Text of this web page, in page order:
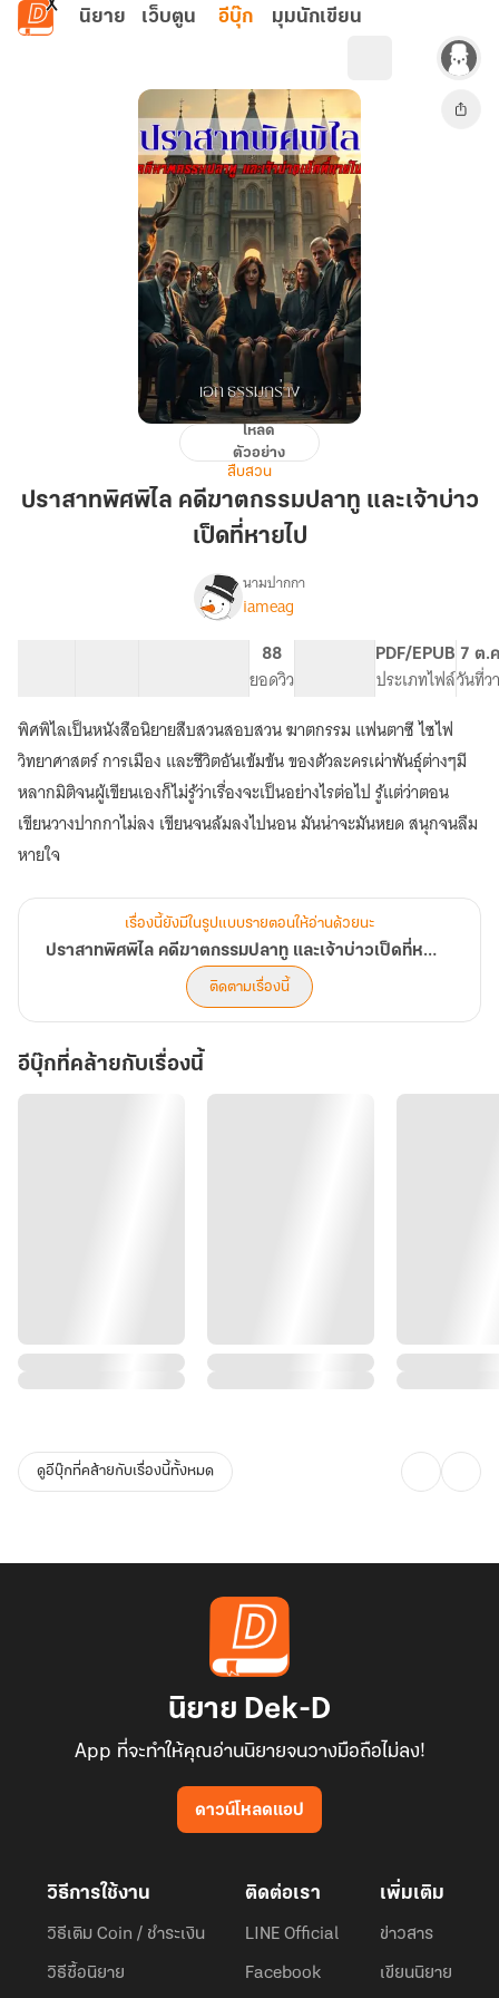
ข้ามไปยังเนื้อหาหลัก
นิยาย เว็บตูน อีบุ๊ก มุมนักเขียน
ปราสาท
พิไล
ฆาตกรรม
เป็ด
ที่
หาย
ไป
โหลด
ตัวอย่าง
สืบสวน
ปราสาทพิศพิไล คดีฆาตกรรมปลาทู และเจ้าบ่าว
เป็ดที่หายไป
เรื่อง
พิศ
พิไล
คดี
ปลา
ทู
และ
เจ้า
บ่าว
หาย
ไป
นามปากกา
iameag
88
ยอดวิว
PDF/EPUB
ประเภทไฟล์
7 ต.
วันที่ว
พิศพิไลเป็นหนังสือนิยายสืบสวนสอบสวน ฆาตกรรม แฟนตาซี ไซไฟ
วิทยาศาสตร์ การเมือง และชีวิตอันเข้มข้น ของตัวละครเผ่าพันธุ์ต่างๆมี
หลากมิติจนผู้เขียนเองก็ไม่รู้ว่าเรื่องจะเป็นอย่างไรต่อไป รู้แต่ว่าตอน
เขียนวางปากกาไม่ลง เขียนจนล้มลงไปนอน มันน่าจะมันหยด สนุกจนลืม
หายใจ
เรื่องนี้ยังมีในรูปแบบรายตอนให้อ่านด้วยนะ
ปราสาทพิศพิไล คดีฆาตกรรมปลาทู และเจ้าบ่าวเป็ดที่หายไป
ติดตามเรื่องนี้
อีบุ๊กที่คล้ายกับเรื่องนี้
ดูอีบุ๊กที่คล้ายกับเรื่องนี้ทั้งหมด
นิยาย Dek-D
App ที่จะทำให้คุณอ่านนิยายจนวางมือถือไม่ลง!
ดาวน์โหลดแอป
วิธีการใช้งาน
วิธีเติม Coin / ชำระเงิน
วิธีซื้อนิยาย
ติดต่อเรา
LINE Official
Facebook
เพิ่มเติม
ข่าวสาร
เขียนนิยาย